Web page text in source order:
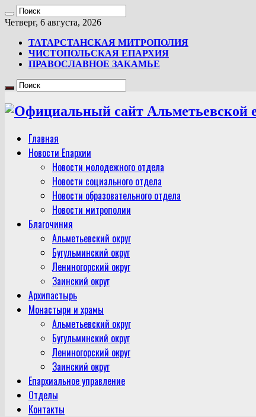
Четверг, 6 августа, 2026
ТАТАРСТАНСКАЯ МИТРОПОЛИЯ
ЧИСТОПОЛЬСКАЯ ЕПАРХИЯ
ПРАВОСЛАВНОЕ ЗАКАМЬЕ
Главная
Новости Епархии
Новости молодежного отдела
Новости социального отдела
Новости образовательного отдела
Новости митрополии
Благочиния
Альметьевский округ
Бугульминский округ
Лениногорский округ
Заинский округ
Архипастырь
Монастыри и храмы
Альметьевский округ
Бугульминский округ
Лениногорский округ
Заинский округ
Епархиальное управление
Отделы
Контакты